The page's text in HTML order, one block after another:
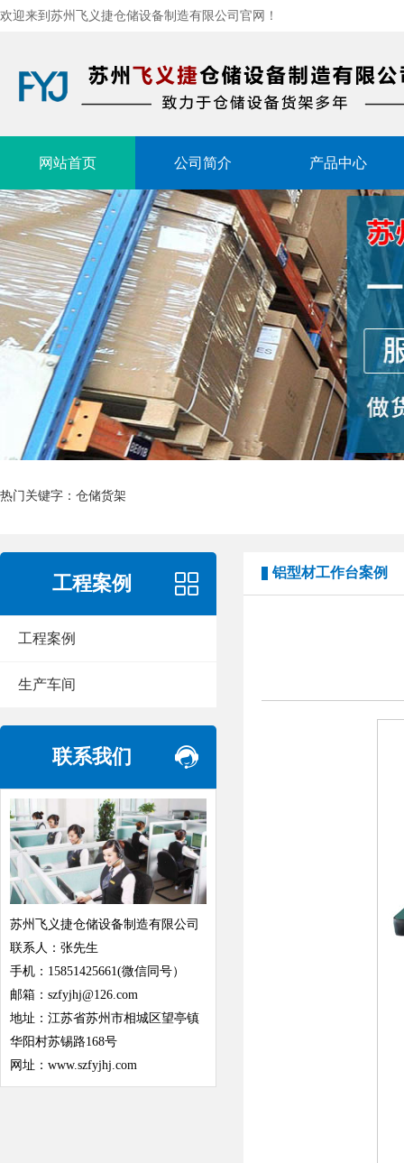
欢迎来到苏州飞义捷仓储设备制造有限公司官网！
网站首页 公司简介 产品中心
热门关键字： 仓储货架
工程案例
工程案例
生产车间
联系我们
苏州飞义捷仓储设备制造有限公司
联系人：张先生
手机：15851425661(微信同号）
邮箱：szfyjhj@126.com
地址：江苏省苏州市相城区望亭镇
华阳村苏锡路168号
网址：www.szfyjhj.com
铝型材工作台案例